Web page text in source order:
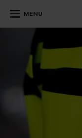
MENU